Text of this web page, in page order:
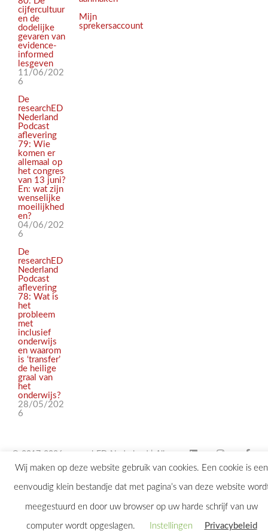
cijfercultuur
en de
dodelijke
gevaren van
evidence-
informed
lesgeven
11/06/202
6
De
researchED
Nederland
Podcast
aflevering
79: Wie
komen er
allemaal op
het congres
van 13 juni?
En: wat zijn
wenselijke
moeilijkhed
en?
04/06/202
6
De
researchED
Nederland
Podcast
aflevering
78: Wat is
het
probleem
met
inclusief
onderwijs
en waarom
is ‘transfer’
de heilige
graal van
het
onderwijs?
28/05/202
6
Mijn
sprekersaccount
© 2017-2026 researchED Nederland | Alle
rechten voorbehouden |
contact@researchED.eu
Wij maken op deze website gebruik van cookies. Een cookie is een
eenvoudig klein bestandje dat met pagina’s van deze website
meegestuurd en door uw browser op uw harde schrijf van uw
computer wordt opgeslagen. Instellingen Privacybeleid